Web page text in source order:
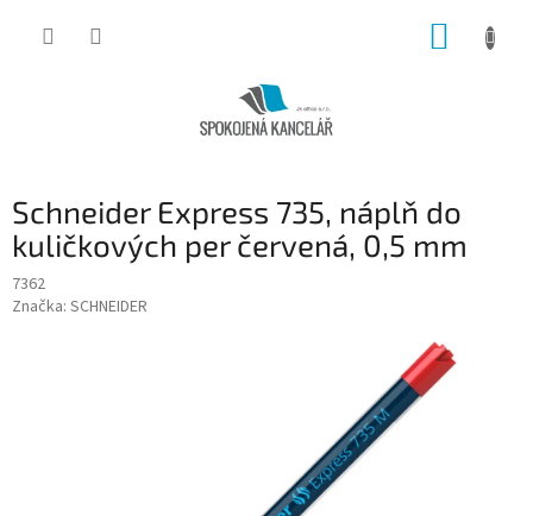
Schneider Express 735, náplň do
kuličkových per červená, 0,5 mm
7362
Značka: SCHNEIDER